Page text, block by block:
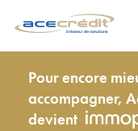
Pour encore
accompagner,
devient